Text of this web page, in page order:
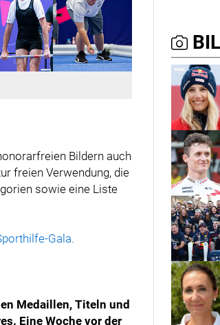
Bildern auch
freien Verwendung, die
sowie eine Liste
Gala.
Medaillen, Titeln und
Eine Woche vor der